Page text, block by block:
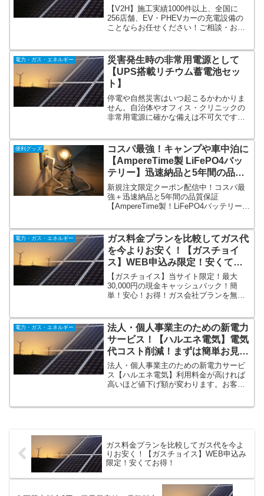
ーション無料！
【V2H】施工実績1000件以上、全国に
256店舗、EV・PHEVカーの充電設備の
ことならお任せください！ご相談・お見
ットワークで施工するため、スピーディ
に即日工事。相談、お見積もり無料で大
歓迎！
電力・ガス・エネルギー
災害発生時の非常用電源として
【UPS搭載リチウム蓄電池セッ
ト】
停電や自然災害はいつ起こるかわかりま
せん。自治体やオフィス・クリニックの
非常用電源に確かな備えは不可欠です。
備えて安心！蓄電池で電力確保！1200Wh
～5100Whまで容量を選ぶことができま
す。
便利グッズ
コスパ最強！キャンプや車中泊に
【AmpereTime製 LiFePO4バッ
テリー】迅速納品と5年間の品質
保証
新規注文限定クーポン配信中！コスパ最
強＋迅速納品と5年間の品質保証
【AmpereTime製！LiFePO4バッテリー】
庭の蓄電池として。地震・台風等の災害
時の緊急電源として。
電力・ガス・エネルギー
ガス料金プランを比較してガス代
を今よりお安く！【ガスチョイ
ス】WEB申込み限定！安くてお
得！
【ガスチョイス】当サイト限定！最大
30,000円の現金キャッシュバック！簡
単！安心！お得！ガス会社プランを無料
から24時間受付！面倒な切り替え手続き
を全てサポート！安くて安心なガス会社
を無料でご提案♪
電力・ガス・エネルギー
法人・個人事業主のための新電力
サービス！【ハルエネ電気】電気
代コスト削減！まずは簡単お見積
り！
法人・個人事業主のための新電力サービ
ス【ハルエネ電気】利用料金が高ければ
高いほど値下げ額が変わります。お客様
ガス料金プランを比較してガス代を今よ
りお安く！【ガスチョイス】WEB申込み
限定！安くてお得！